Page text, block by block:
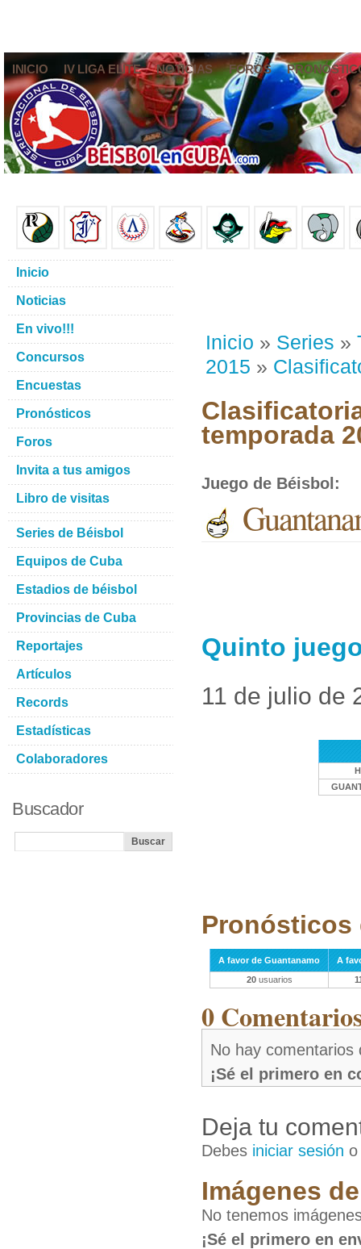
INICIO IV LIGA ELITE NOTICIAS FOROS
Inicio » Series »
2015 »
temporada
Juego de Béisbol :
Quinto
11 de julio de
Pronósticos
A favor de Guantanamo
A
20usuarios
0
No hay comentarios
¡Sé el primero en
Deja tu
Debes iniciar sesión
Imágenes
No tenemos
¡Sé el primero en
Inicio
Noticias
En vivo!!!
Concursos
Encuestas
Pronósticos
Foros
Invita a tus amigos
Libro de visitas
Series de Béisbol
Equipos de Cuba
Estadios de béisbol
Provincias de Cuba
Reportajes
Artículos
Records
Estadísticas
Colaboradores
Buscador